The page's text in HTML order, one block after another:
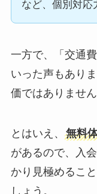
など、個別対応
一方で、「交通
いった声もあり
価ではありません
とはいえ、 無料
があるので、入
かり見極めるこ
しょう。